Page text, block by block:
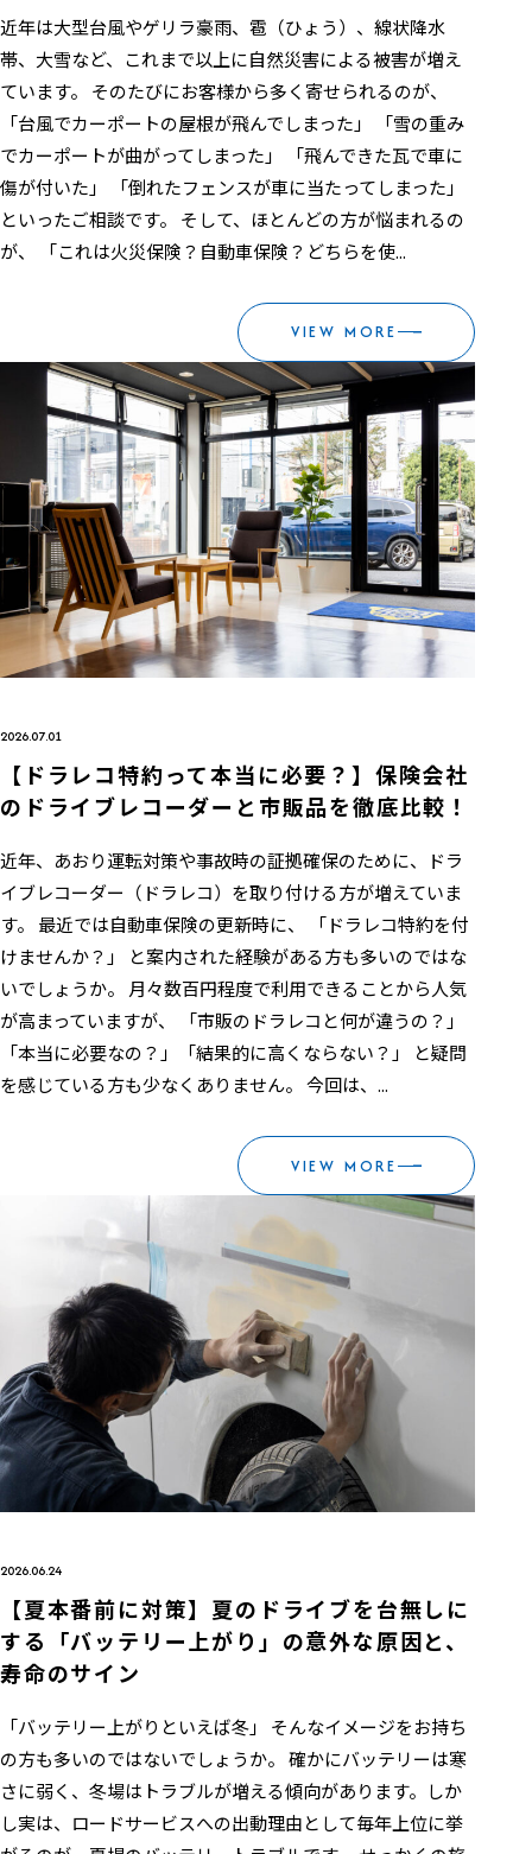
近年は大型台風やゲリラ豪雨、雹（ひょう）、線状降水
帯、大雪など、これまで以上に自然災害による被害が増え
ています。 そのたびにお客様から多く寄せられるのが、
「台風でカーポートの屋根が飛んでしまった」 「雪の重み
でカーポートが曲がってしまった」 「飛んできた瓦で車に
傷が付いた」 「倒れたフェンスが車に当たってしまった」
といったご相談です。 そして、ほとんどの方が悩まれるの
が、 「これは火災保険？自動車保険？どちらを使...
VIEW MORE
2026.07.01
【ドラレコ特約って本当に必要？】保険会社
のドライブレコーダーと市販品を徹底比較！
近年、あおり運転対策や事故時の証拠確保のために、ドラ
イブレコーダー（ドラレコ）を取り付ける方が増えていま
す。 最近では自動車保険の更新時に、 「ドラレコ特約を付
けませんか？」 と案内された経験がある方も多いのではな
いでしょうか。 月々数百円程度で利用できることから人気
が高まっていますが、 「市販のドラレコと何が違うの？」
「本当に必要なの？」「結果的に高くならない？」 と疑問
を感じている方も少なくありません。 今回は、...
VIEW MORE
2026.06.24
【夏本番前に対策】夏のドライブを台無しに
する「バッテリー上がり」の意外な原因と、
寿命のサイン
「バッテリー上がりといえば冬」 そんなイメージをお持ち
の方も多いのではないでしょうか。 確かにバッテリーは寒
さに弱く、冬場はトラブルが増える傾向があります。しか
し実は、ロードサービスへの出動理由として毎年上位に挙